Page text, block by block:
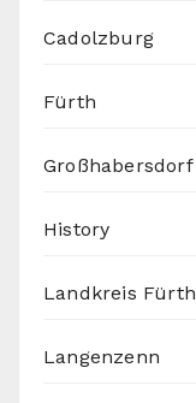
Cadolzburg
Fürth
Großhabersdorf
History
Landkreis Fürth
Langenzenn